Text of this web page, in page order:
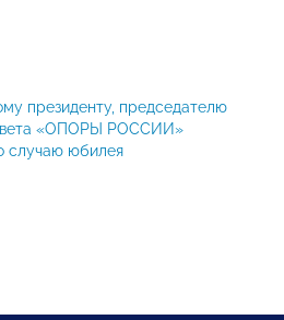
президенту, председателю
«ОПОРЫ РОССИИ»
случаю юбилея